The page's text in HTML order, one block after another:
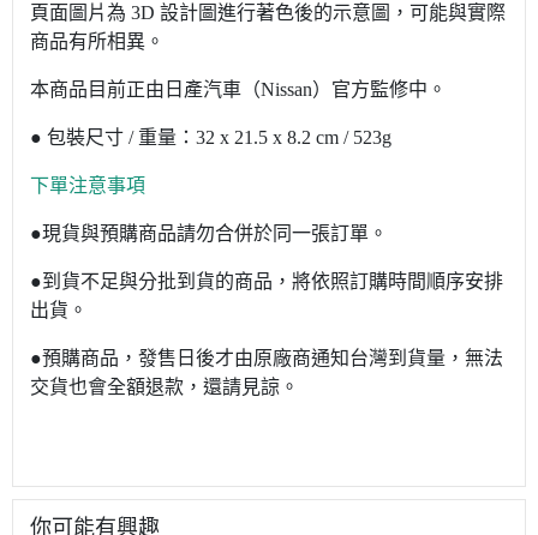
頁面圖片為 3D 設計圖進行著色後的示意圖，可能與實際
商品有所相異。
本商品目前正由日產汽車（Nissan）官方監修中。
● 包裝尺寸 / 重量：32 x 21.5 x 8.2 cm / 523g
下單注意事項
●現貨與預購商品請勿合併於同一張訂單。
●到貨不足與分批到貨的商品，將依照訂購時間順序安排
出貨。
●預購商品，發售日後才由原廠商通知台灣到貨量，無法
交貨也會全額退款，還請見諒。
你可能有興趣